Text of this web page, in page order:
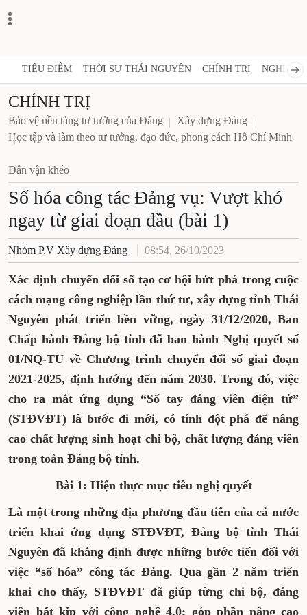
TIÊU ĐIỂM THỜI SỰ THÁI NGUYÊN CHÍNH TRỊ NGHỊ
CHÍNH TRỊ
Bảo vệ nền tảng tư tưởng của Đảng
Xây dựng Đảng
Học tập và làm theo tư tưởng, đạo đức, phong cách Hồ Chí Minh
Dân vận khéo
Số hóa công tác Đảng vụ: Vượt khó
ngay từ giai đoạn đầu (bài 1)
Nhóm P.V Xây dựng Đảng 08:54, 26/10/2023
Xác định chuyển đổi số tạo cơ hội bứt phá trong cuộc
cách mạng công nghiệp lần thứ tư, xây dựng tỉnh Thái
Nguyên phát triển bền vững, ngày 31/12/2020, Ban
Chấp hành Đảng bộ tỉnh đã ban hành Nghị quyết số
01/NQ-TU về Chương trình chuyển đổi số giai đoạn
2021-2025, định hướng đến năm 2030. Trong đó, việc
cho ra mắt ứng dụng “Sổ tay đảng viên điện tử”
(STĐVĐT) là bước đi mới, có tính đột phá để nâng
cao chất lượng sinh hoạt chi bộ, chất lượng đảng viên
trong toàn Đảng bộ tỉnh.
Bài 1: Hiện thực mục tiêu nghị quyết
Là một trong những địa phương đầu tiên của cả nước
triển khai ứng dụng STĐVĐT, Đảng bộ tỉnh Thái
Nguyên đã khẳng định được những bước tiến đối với
việc “số hóa” công tác Đảng. Qua gần 2 năm triển
khai cho thấy, STĐVĐT đã giúp từng chi bộ, đảng
viên bắt kịp với công nghệ 4.0; góp phần nâng cao